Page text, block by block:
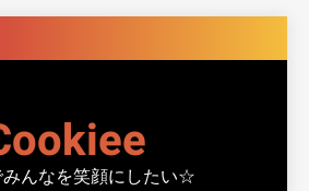
んなを笑顔にしたい☆